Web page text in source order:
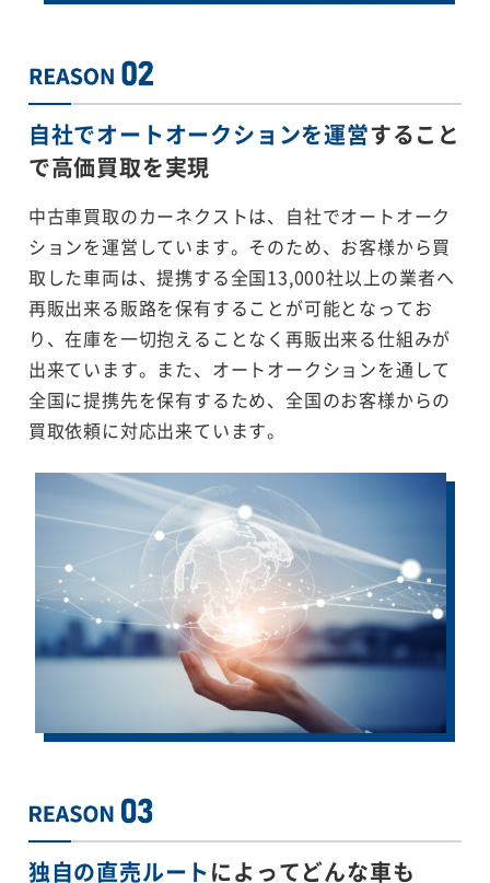
自社でオートオークションを運営すること
で高価買取を実現
中古車買取のカーネクストは、自社でオートオーク
ションを運営しています。そのため、お客様から買
取した車両は、提携する全国13,000社以上の業者へ
再販出来る販路を保有することが可能となってお
り、在庫を一切抱えることなく再販出来る仕組みが
出来ています。また、オートオークションを通して
全国に提携先を保有するため、全国のお客様からの
買取依頼に対応出来ています。
独自の直売ルートによってどんな車も